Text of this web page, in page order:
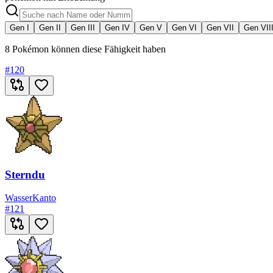
Gen I Gen II Gen III Gen IV Gen V Gen VI Gen VII Gen VIII
8 Pokémon können diese Fähigkeit haben
#120
Sterndu
WasserKanto
#121